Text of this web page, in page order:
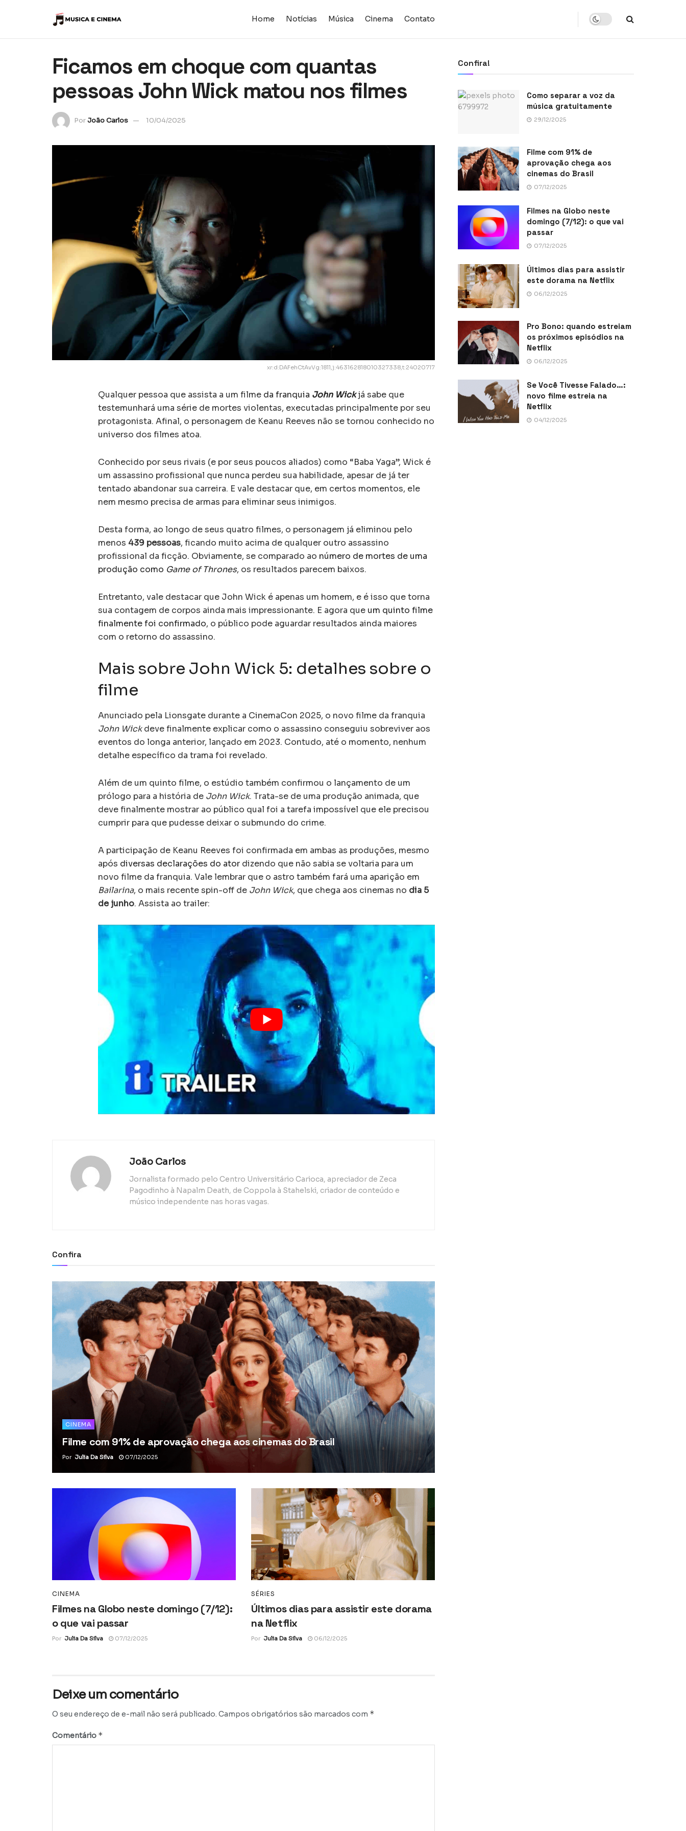
Home Notícias Música Cinema Contato
Ficamos em choque com quantas
pessoas John Wick matou nos filmes
PorJoão Carlos 10/04/2025
xr:d:DAFehCtAvVg:1811,j:463162818010327338,t:24020717
Qualquer pessoa que assista a um filme da franquia John Wickjá sabe que
testemunhará uma série de mortes violentas, executadas principalmente por seu
protagonista. Afinal, o personagem de Keanu Reeves não se tornou conhecido no
universo dos filmes atoa.
Conhecido por seus rivais (e por seus poucos aliados) como “Baba Yaga”, Wick é
um assassino profissional que nunca perdeu sua habilidade, apesar de já ter
tentado abandonar sua carreira. E vale destacar que, em certos momentos, ele
nem mesmo precisa de armas para eliminar seus inimigos.
Desta forma, ao longo de seus quatro filmes, o personagem já eliminou pelo
menos 439 pessoas, ficando muito acima de qualquer outro assassino
profissional da ficção. Obviamente, se comparado ao número de mortes de uma
produção como Game of Thrones, os resultados parecem baixos.
Entretanto, vale destacar que John Wick é apenas um homem, e é isso que torna
sua contagem de corpos ainda mais impressionante. E agora que um quinto filme
finalmente foi confirmado, o público pode aguardar resultados ainda maiores
com o retorno do assassino.
Mais sobre John Wick 5: detalhes sobre o
filme
Anunciado pela Lionsgate durante a CinemaCon 2025, o novo filme da franquia
John Wickdeve finalmente explicar como o assassino conseguiu sobreviver aos
eventos do longa anterior, lançado em 2023. Contudo, até o momento, nenhum
detalhe específico da trama foi revelado.
Além de um quinto filme, o estúdio também confirmou o lançamento de um
prólogo para a história de John Wick. Trata-se de uma produção animada, que
deve finalmente mostrar ao público qual foi a tarefa impossível que ele precisou
cumprir para que pudesse deixar o submundo do crime.
A participação de Keanu Reeves foi confirmada em ambas as produções, mesmo
após diversas declarações do ator dizendo que não sabia se voltaria para um
novo filme da franquia. Vale lembrar que o astro também fará uma aparição em
Bailarina, o mais recente spin-off de John Wick, que chega aos cinemas no dia 5
de junho. Assista ao trailer:
João Carlos
Jornalista formado pelo Centro Universitário Carioca, apreciador de Zeca
Pagodinho à Napalm Death, de Coppola à Stahelski, criador de conteúdo e
músico independente nas horas vagas.
Confira
CINEMA
Filme com 91% de aprovação chega aos cinemas do Brasil
Por Julia Da Silva 07/12/2025
CINEMA
Filmes na Globo neste domingo (7/12):
o que vai passar
Por Julia Da Silva 07/12/2025
SÉRIES
Últimos dias para assistir este dorama
na Netflix
Por Julia Da Silva 06/12/2025
Deixe um comentário
O seu endereço de e-mail não será publicado. Campos obrigatórios são marcados com *
Comentário *
Confira!
Como separar a voz da
música gratuitamente
29/12/2025
Filme com 91% de
aprovação chega aos
cinemas do Brasil
07/12/2025
Filmes na Globo neste
domingo (7/12): o que vai
passar
07/12/2025
Últimos dias para assistir
este dorama na Netflix
06/12/2025
Pro Bono: quando estreiam
os próximos episódios na
Netflix
06/12/2025
Se Você Tivesse Falado…:
novo filme estreia na
Netflix
04/12/2025